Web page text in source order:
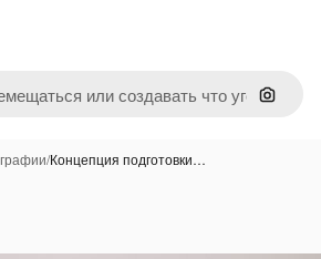
Поиск
/Концепция подготовки…